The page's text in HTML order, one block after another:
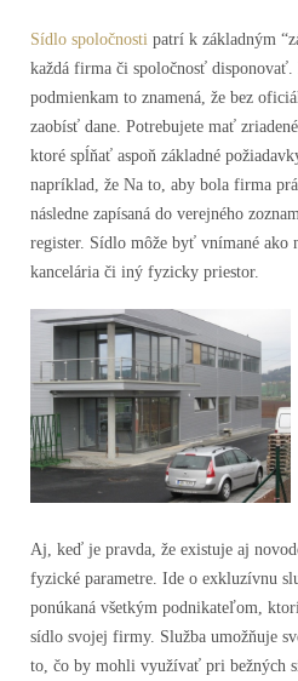
Sídlo spoločnosti patrí k základným
každá firma či spoločnosť
podmienkam to znamená, že bez
zaobísť dane. Potrebujete mať
ktoré spĺňať aspoň základné
napríklad, že Na to, aby bola firma
následne zapísaná do verejného
register. Sídlo môže byť vnímané ako
kancelária či iný fyzicky priestor.
Aj, keď je pravda, že existuje aj
fyzické parametre. Ide o exkluzívnu
ponúkaná všetkým podnikateľom,
sídlo svojej firmy. Služba umožňuje
to, čo by mohli využívať pri bežných